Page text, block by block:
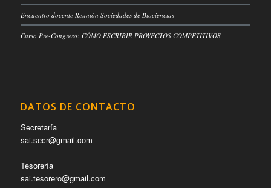
Encuentro docente Reunión Sociedades de Biociencias
Curso Pre-Congreso: CÓMO ESCRIBIR PROYECTOS COMPETITIVOS
DATOS DE CONTACTO
Secretaría
sai.secr@gmail.com
Tesorería
sai.tesorero@gmail.com